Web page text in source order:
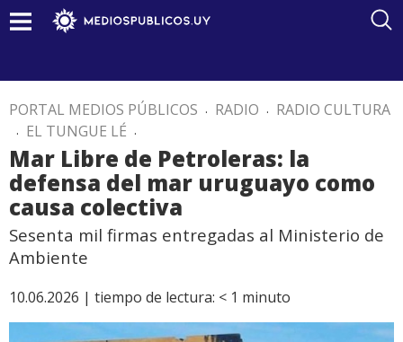
PORTAL MEDIOS PÚBLICOS . RADIO . RADIO CULTURA
. EL TUNGUE LÉ .
Mar Libre de Petroleras: la
defensa del mar uruguayo como
causa colectiva
Sesenta mil firmas entregadas al Ministerio de
Ambiente
10.06.2026 | tiempo de lectura: < 1 minuto